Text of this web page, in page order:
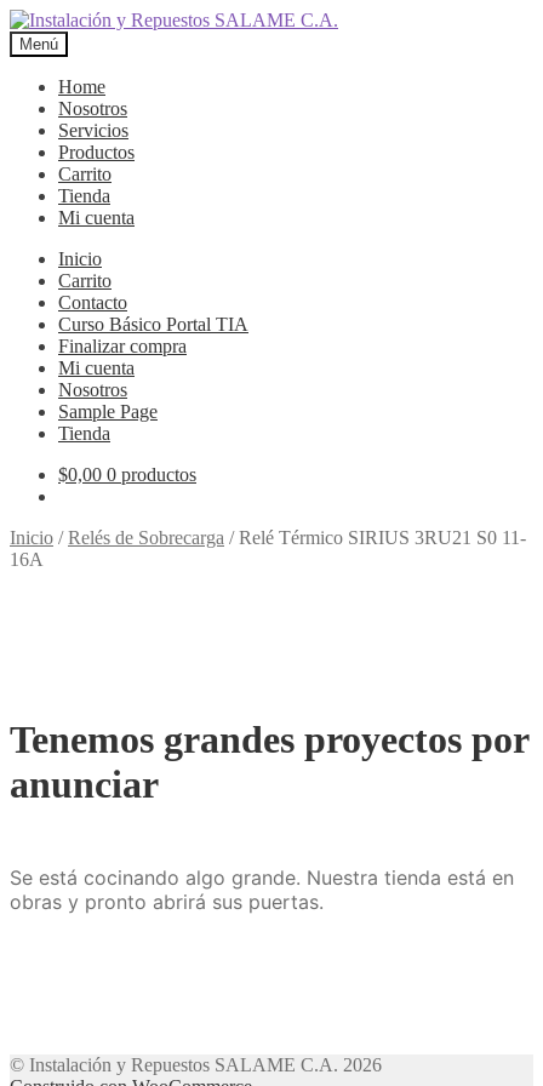
Ir
a
la
navegación
Ir
al
contenido
Menú
Home
Nosotros
Servicios
Productos
Carrito
Tienda
Mi cuenta
Inicio
Carrito
Contacto
Curso Básico Portal TIA
Finalizar compra
Mi cuenta
Nosotros
Sample Page
Tienda
$0,00 0 productos
Inicio /Relés de Sobrecarga /Relé Térmico SIRIUS 3RU21 S0 11-
16A
Tenemos grandes proyectos por
anunciar
Se está cocinando algo grande. Nuestra tienda está en
obras y pronto abrirá sus puertas.
© Instalación y Repuestos SALAME C.A. 2026